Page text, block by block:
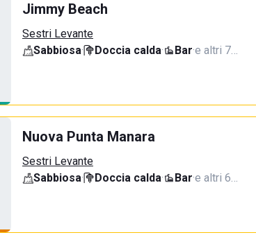
Jimmy Beach
Sestri Levante
Sabbiosa· Doccia calda· Bar·e altri 7…
Nuova Punta Manara
Sestri Levante
Sabbiosa· Doccia calda· Bar·e altri 6…